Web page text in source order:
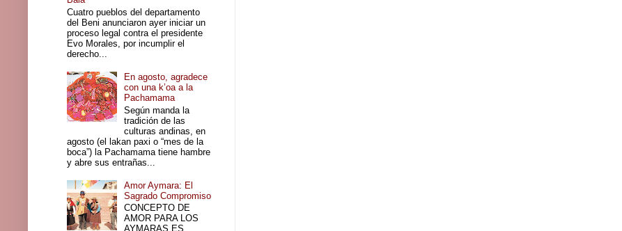
Cuatro pueblos del departamento
del Beni anunciaron ayer iniciar un
proceso legal contra el presidente
Evo Morales, por incumplir el
derecho...
En agosto, agradece
con una k’oa a la
Pachamama
Según manda la
tradición de las
culturas andinas, en
agosto (el lakan paxi o “mes de la
boca”) la Pachamama tiene hambre
y abre sus entrañas...
Amor Aymara: El
Sagrado Compromiso
CONCEPTO DE
AMOR PARA LOS
AYMARAS ES